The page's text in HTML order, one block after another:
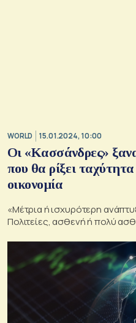
WORLD 15.01.2024, 10:00
Οι «Κασσάνδρες»
που θα ρίξει
οικονομία
«Μέτρια ή ισχυρότερη
Πολιτείες, ασθενή ή πολύ